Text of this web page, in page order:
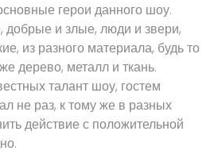
герои данного шоу.
и злые, люди и звери,
из разного материала, будь то
дерево, металл и ткань.
талант шоу, гостем
не раз, к тому же в разных
действие с положительной